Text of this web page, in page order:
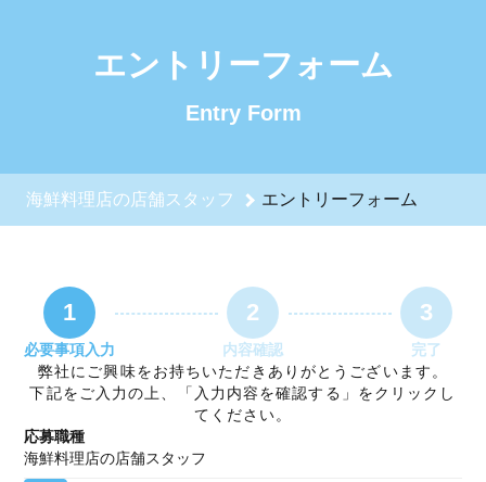
エントリーフォーム
Entry Form
海鮮料理店の店舗スタッフ エントリーフォーム
1
必要事項入力
2
内容確認
3
完了
弊社にご興味をお持ちいただきありがとうございます。
下記をご入力の上、「入力内容を確認する」をクリックし
てください。
応募職種
海鮮料理店の店舗スタッフ